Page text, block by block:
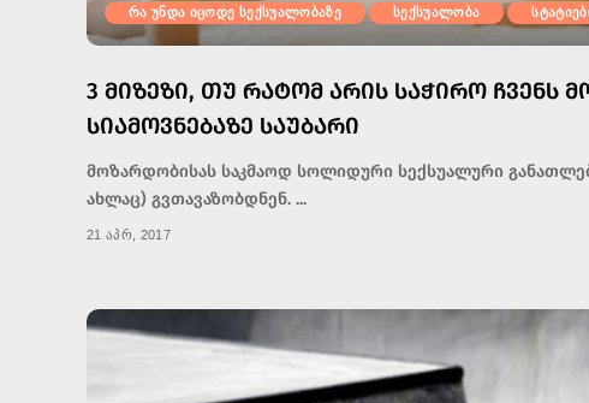
რა უნდა იცოდე სექსუალობაზე სექსუალობა
3 ᲛᲘᲖᲔᲖᲘ, ᲗᲣ ᲠᲐᲢᲝᲛ ᲐᲠᲘᲡ ᲡᲐᲭᲘᲠᲝ ᲩᲕᲔᲜᲡ
ᲡᲘᲐᲛᲝᲕᲜᲔᲑᲐᲖᲔ ᲡᲐᲣᲑᲐᲠᲘ
მოზარდობისას საკმაოდ სოლიდური სექსუალური
ახლაც) გვთავაზობდნენ. ...
21 აპრ, 2017